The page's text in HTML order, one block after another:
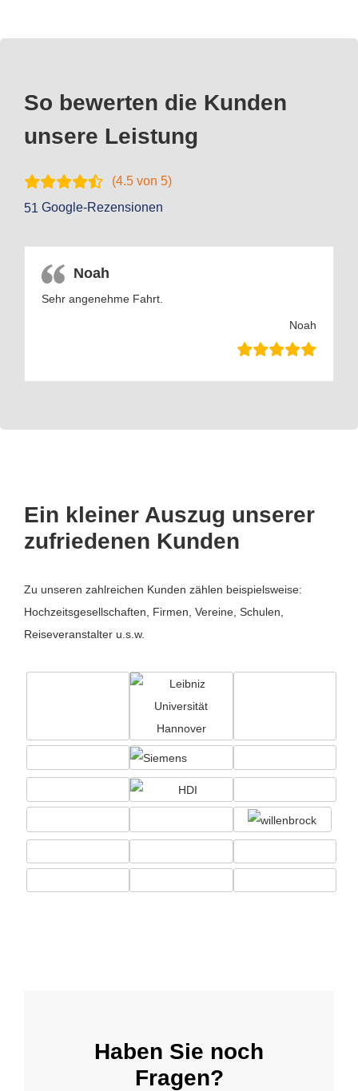
So bewerten die Kunden
unsere Leistung
(4.5 von 5)
51 Google-Rezensionen
Noah
Sehr angenehme Fahrt.
Noah
Ein kleiner Auszug unserer
zufriedenen Kunden
Zu unseren zahlreichen Kunden zählen beispielsweise:
Hochzeitsgesellschaften, Firmen, Vereine, Schulen,
Reiseveranstalter u.s.w.
Haben Sie noch
Fragen?